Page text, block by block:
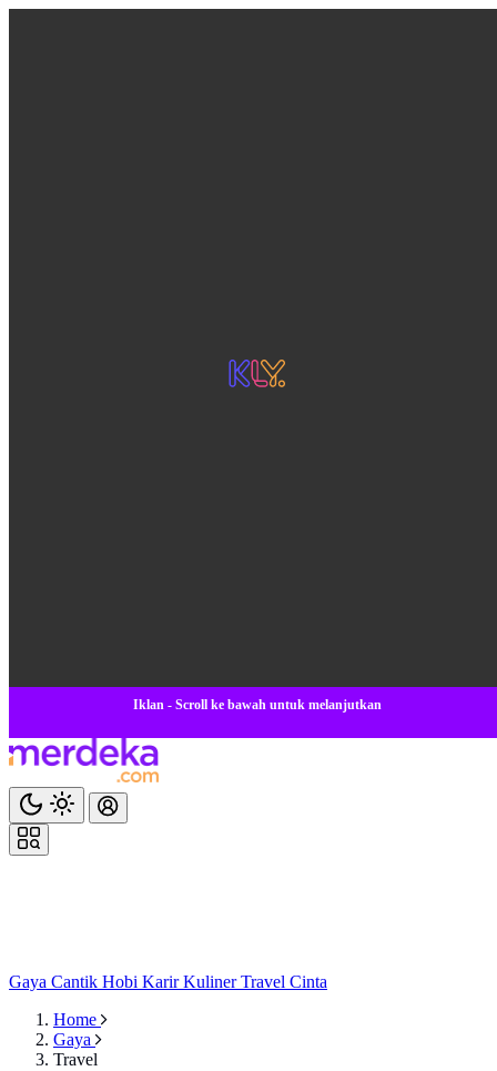
Iklan - Scroll ke bawah untuk melanjutkan
Gaya Cantik Hobi KarirKulinerTravel Cinta
Home
Gaya
Travel